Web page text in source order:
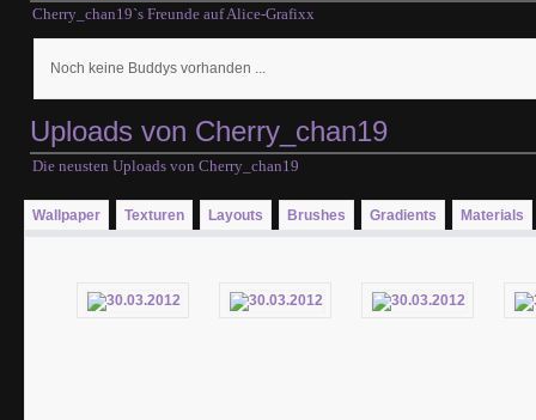
Cherry_chan19`s Freunde auf Alice-Grafixx
Noch keine Buddys vorhanden ...
Uploads von Cherry_chan19
Die neusten Uploads von Cherry_chan19
Wallpaper Texturen Layouts Brushes Gradients Materials